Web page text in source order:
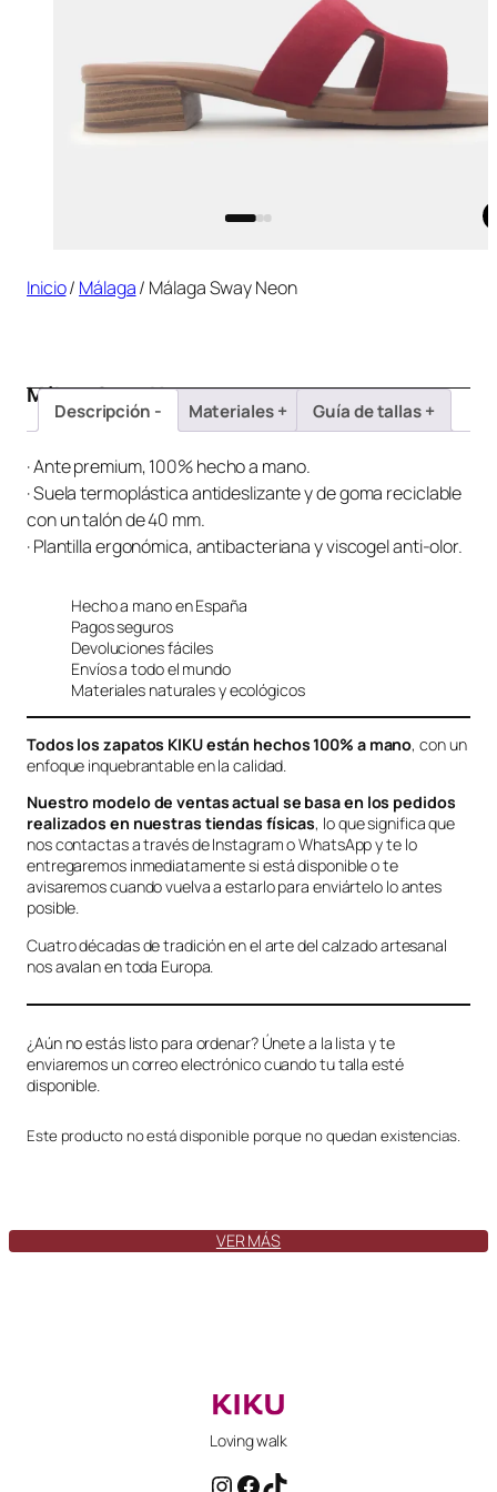
Inicio/ Málaga/ Málaga Sway Neon
Málaga Sway Neon
Descripción Materiales Guía de tallas
· Ante premium, 100% hecho a mano.
· Suela termoplástica antideslizante y de goma reciclable
con un talón de 40 mm.
· Plantilla ergonómica, antibacteriana y viscogel anti-olor.
Hecho a mano en España
Pagos seguros
Devoluciones fáciles
Envíos a todo el mundo
Materiales naturales y ecológicos
Todos los zapatos KIKU están hechos 100% a mano, con un
enfoque inquebrantable en la calidad.
Nuestro modelo de ventas actual se basa en los pedidos
realizados en nuestras tiendas físicas, lo que significa que
nos contactas a través de Instagram o WhatsApp y te lo
entregaremos inmediatamente si está disponible o te
avisaremos cuando vuelva a estarlo para enviártelo lo antes
posible.
Cuatro décadas de tradición en el arte del calzado artesanal
nos avalan en toda Europa.
¿Aún no estás listo para ordenar? Únete a la lista y te
enviaremos un correo electrónico cuando tu talla esté
disponible.
Este producto no está disponible porque no quedan existencias.
VER MÁS
Loving walk
Instagram
Facebook
TikTok